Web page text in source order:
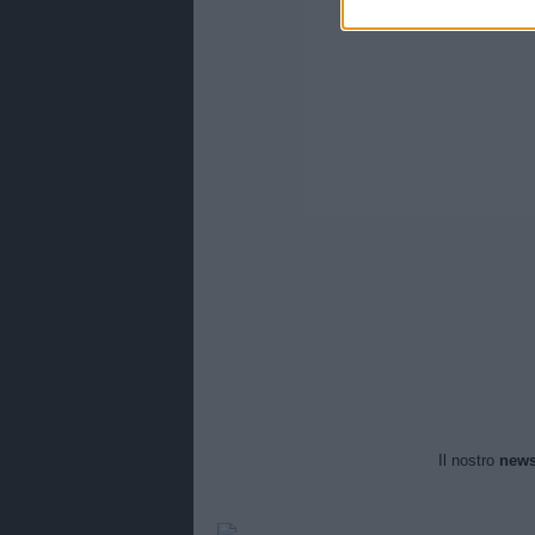
Il nostro